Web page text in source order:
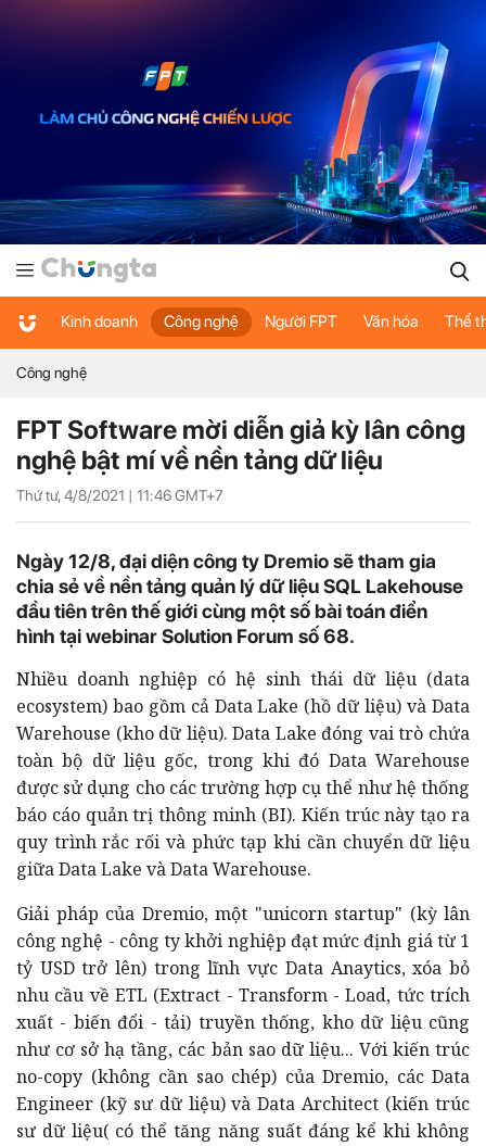
Kinh doanh Công nghệ Người FPT Văn hóa Thể
Công nghệ
FPT Software mời diễn giả kỳ lân công
nghệ bật mí về nền tảng dữ liệu
Thứ tư, 4/8/2021 | 11:46GMT+7
Ngày 12/8, đại diện công ty Dremio sẽ tham gia
chia sẻ về nền tảng quản lý dữ liệu SQL Lakehouse
đầu tiên trên thế giới cùng một số bài toán điển
hình tại webinar Solution Forum số 68.
Nhiều doanh nghiệp có hệ sinh thái dữ liệu (data
ecosystem) bao gồm cả Data Lake (hồ dữ liệu) và Data
Warehouse (kho dữ liệu). Data Lake đóng vai trò chứa
toàn bộ dữ liệu gốc, trong khi đó Data Warehouse
được sử dụng cho các trường hợp cụ thể như hệ thống
báo cáo quản trị thông minh (BI). Kiến trúc này tạo ra
quy trình rắc rối và phức tạp khi cần chuyển dữ liệu
giữa Data Lake và Data Warehouse.
Giải pháp của Dremio, một "unicorn startup" (kỳ lân
công nghệ - công ty khởi nghiệp đạt mức định giá từ 1
tỷ USD trở lên) trong lĩnh vực Data Anaytics, xóa bỏ
nhu cầu về ETL (Extract - Transform - Load, tức trích
xuất - biến đổi - tải) truyền thống, kho dữ liệu cũng
như cơ sở hạ tầng, các bản sao dữ liệu... Với kiến trúc
no-copy (không cần sao chép) của Dremio, các Data
Engineer (kỹ sư dữ liệu) và Data Architect (kiến trúc
sư dữ liệu( có thể tăng năng suất đáng kể khi không